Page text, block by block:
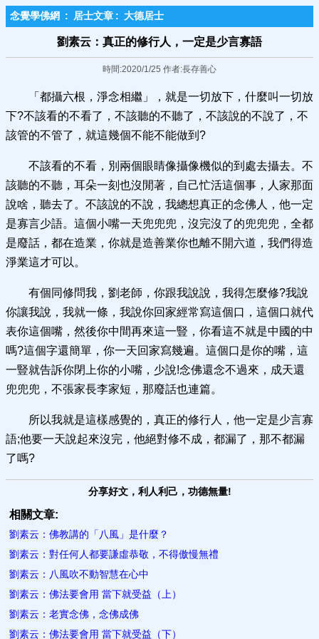
念覺學佛網 : 居士文章 : 大德居士
劉素云：真正的修行人，一定是少言寡語
時間:2020/1/25 作者:長存善心
「都攝六根，淨念相繼」，就是一切放下，什麼叫一切放
下?不該看的不看了，不該聽的不聽了，不該說的不說了，不
該管的不管了，就這幾個不能不能做到?
不該看的不看，別兩個眼睛像攝像機似的到處去攝去。不
該聽的不聽，耳朵一刻也沒閒著，自己忙活這個事，人家那面
說啥，聽去了。不該說的不說，我總想真正的念佛人，他一定
是寡言少語。這個小嘴一天兜兜兜，沒完沒了的兜兜兜，全都
是廢話，都在造業，你就是造善業你也離不開六道，我們得造
淨業這才可以。
有個同修問我，劉老師，你跟我說說，我得怎麼修?我說
你讓我說，我就一條，我說你回家經常寫這個口，這個口就代
表你這個嘴，然後你中間再來這一豎，你看這不就是中國的中
嗎?這個字還簡單，你一天回家寫幾遍。這個口是你的嘴，這
一豎就告訴你閉上你的小嘴，少說!念佛還念不過來，成天還
兜兜兜，不張家長李家短，那廢話也連篇。
所以我就是這樣感覺的，真正的修行人，他一定是少言寡
語;他要一天說起來沒完，他絕對修不成，都漏了，那不都漏
了嗎?
分享好文，利人利己，功德無量!
相關文章:
劉素云：佛教講的「八風」是什麼？
劉素云：對任何人都要謙虛恭敬，不得傲慢無禮
劉素云：八風吹不動智慧在心中
劉素云：佛法要會用 當下就受益（上）
劉素云：老實念佛，念佛成佛
劉素云：佛法要會用 當下就受益（下）